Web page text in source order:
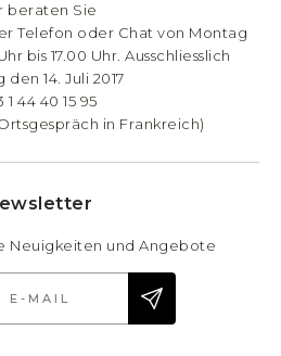
beraten Sie
Telefon oder Chat von Montag
bis 17.00 Uhr. Ausschliesslich
den 14. Juli 2017
1 44 40 15 95
in Frankreich)
Neuigkeiten und Angebote